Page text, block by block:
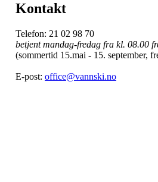
Kontakt
Telefon: 21 02 98 70
betjent mandag-fredag fra kl. 08.00
(sommertid 15.mai - 15. september,
E-post: office@vannski.no